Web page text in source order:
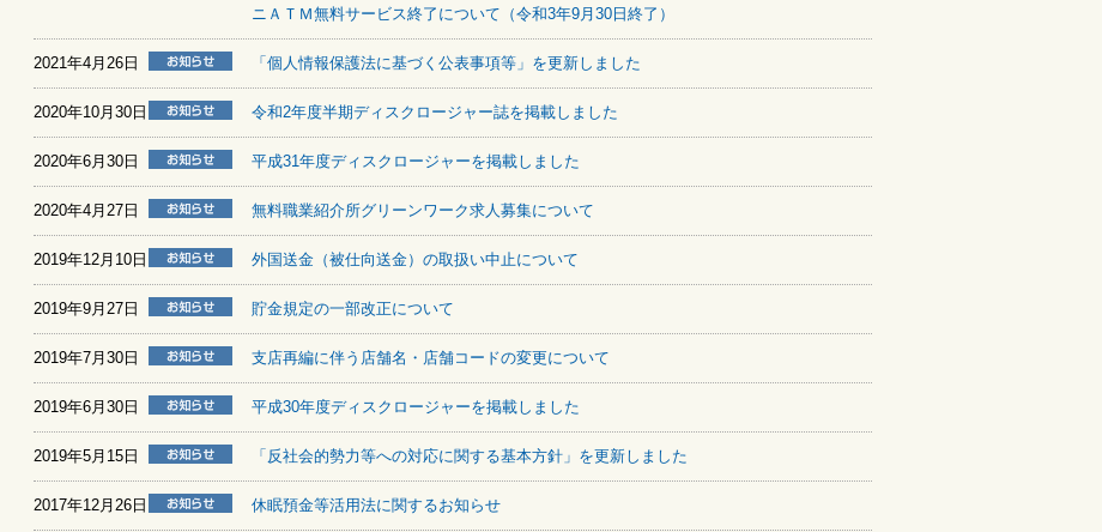
ニＡＴＭ無料サービス終了について（令和3年9月30日終了）
2021年4月26日 「個人情報保護法に基づく公表事項等」を更新しました
2020年10月30日 令和2年度半期ディスクロージャー誌を掲載しました
2020年6月30日 平成31年度ディスクロージャーを掲載しました
2020年4月27日 無料職業紹介所グリーンワーク求人募集について
2019年12月10日 外国送金（被仕向送金）の取扱い中止について
2019年9月27日 貯金規定の一部改正について
2019年7月30日 支店再編に伴う店舗名・店舗コードの変更について
2019年6月30日 平成30年度ディスクロージャーを掲載しました
2019年5月15日 「反社会的勢力等への対応に関する基本方針」を更新しました
2017年12月26日 休眠預金等活用法に関するお知らせ